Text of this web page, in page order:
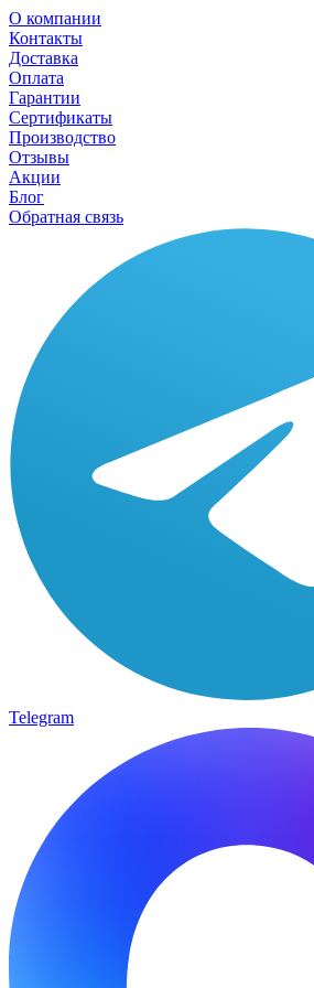
О компании
Контакты
Доставка
Оплата
Гарантии
Сертификаты
Производство
Отзывы
Акции
Блог
Обратная связь
Telegram